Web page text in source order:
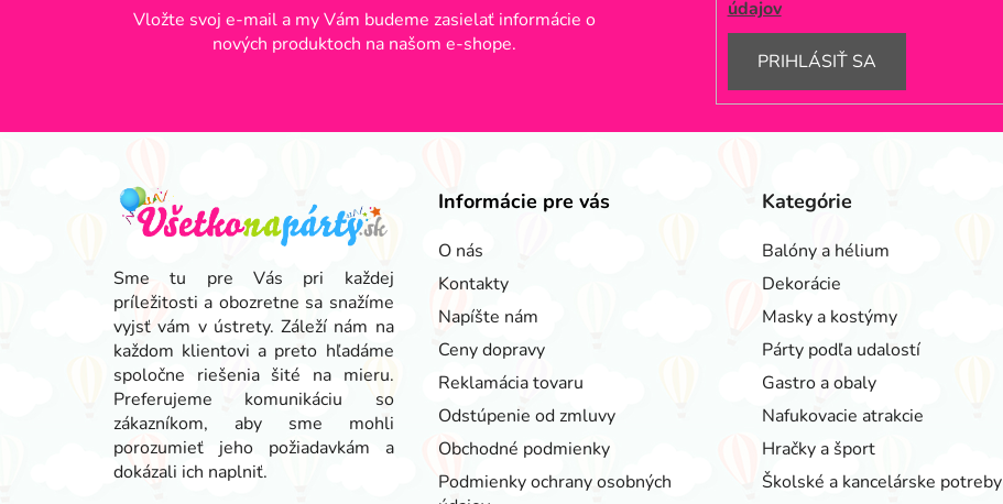
Vložte svoj e-mail a my Vám budeme zasielať informácie o
nových produktoch na našom e-shope.
údajov
PRIHLÁSIŤ SA
Sme tu pre Vás pri každej
príležitosti a obozretne sa snažíme
vyjsť vám v ústrety. Záleží nám na
každom klientovi a preto hľadáme
spoločne riešenia šité na mieru.
Preferujeme komunikáciu so
zákazníkom, aby sme mohli
porozumieť jeho požiadavkám a
dokázali ich naplniť.
Informácie pre vás
O nás
Kontakty
Napíšte nám
Ceny dopravy
Reklamácia tovaru
Odstúpenie od zmluvy
Obchodné podmienky
Podmienky ochrany osobných
Kategórie
Balóny a hélium
Dekorácie
Masky a kostýmy
Párty podľa udalostí
Gastro a obaly
Nafukovacie atrakcie
Hračky a šport
Školské a kancelárske potreby